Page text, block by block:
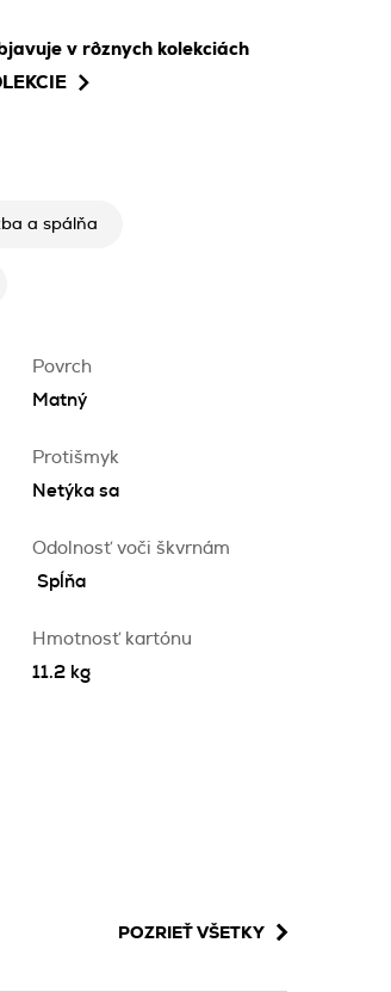
v rôznych kolekciách
a spálňa
Povrch
Matný
Protišmyk
Netýka sa
Odolnosť voči škvrnám
Spĺňa
Hmotnosť kartónu
11.2 kg
POZRIEŤ VŠETKY